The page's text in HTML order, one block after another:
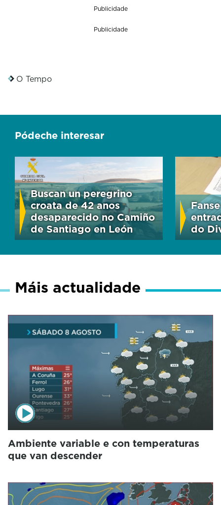
Publicidade
Publicidade
O Tempo
Pódeche interesar
Buscan un peregrino
croata de 42 anos
desaparecido no Camiño
de Santiago en León
do
Máis actualidade
Ambiente variable e con temperaturas
que van descender